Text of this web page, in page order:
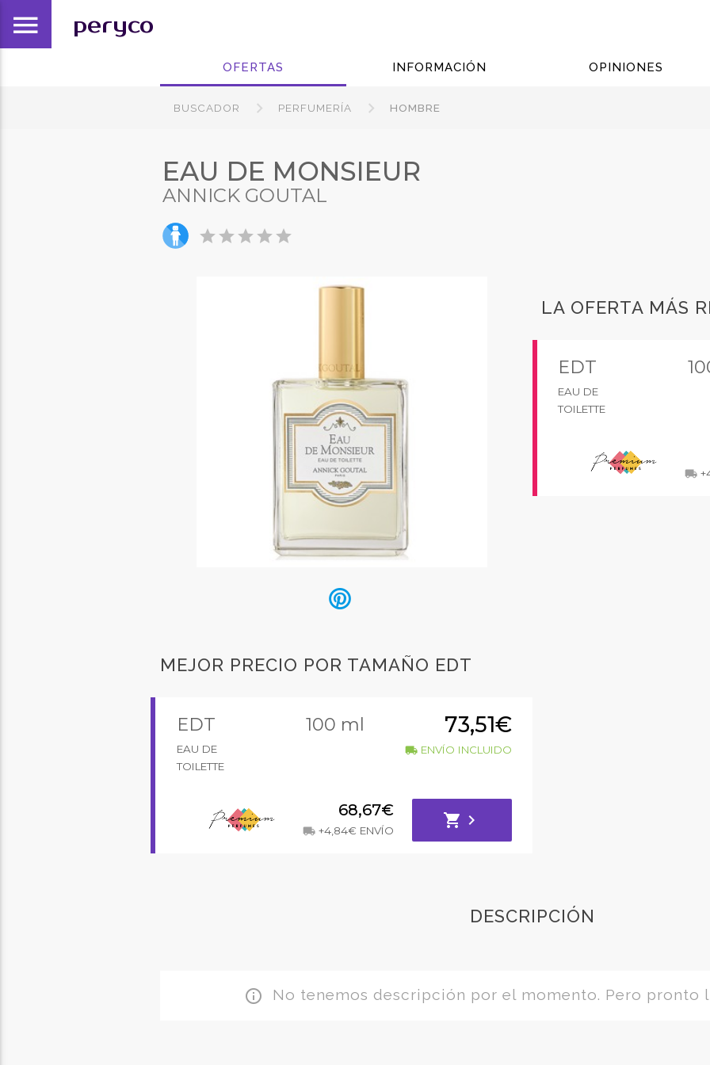
menu peryco
OFERTAS INFORMACIÓN OPINIONES
BUSCADOR PERFUMERÍA HOMBRE
EAU DE MONSIEUR
ANNICK GOUTAL
starstarstarstarstar
LA OFERTA MÁS
EDT
EAU DE
TOILETTE
local_shipping
MEJOR PRECIO POR TAMAÑO EDT
EDT
EAU DE
TOILETTE
100 ml 73,51€
local_shippingENVÍO INCLUIDO
68,67€
local_shipping +4,84€ ENVÍO
shopping_cart chevron_right
DESCRIPCIÓN
info_outline No tenemos descripción por el momento. Pero pronto